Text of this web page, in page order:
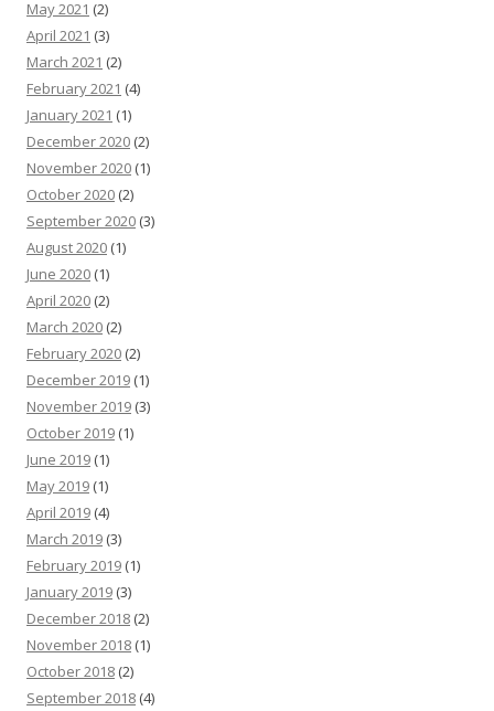
May 2021 (2)
April 2021 (3)
March 2021 (2)
February 2021 (4)
January 2021 (1)
December 2020 (2)
November 2020 (1)
October 2020 (2)
September 2020 (3)
August 2020 (1)
June 2020 (1)
April 2020 (2)
March 2020 (2)
February 2020 (2)
December 2019 (1)
November 2019 (3)
October 2019 (1)
June 2019 (1)
May 2019 (1)
April 2019 (4)
March 2019 (3)
February 2019 (1)
January 2019 (3)
December 2018 (2)
November 2018 (1)
October 2018 (2)
September 2018 (4)